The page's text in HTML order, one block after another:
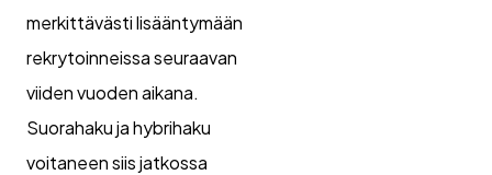
merkittävästi lisääntymään
rekrytoinneissa seuraavan
viiden vuoden aikana.
Suorahaku ja hybrihaku
voitaneen siis jatkossa